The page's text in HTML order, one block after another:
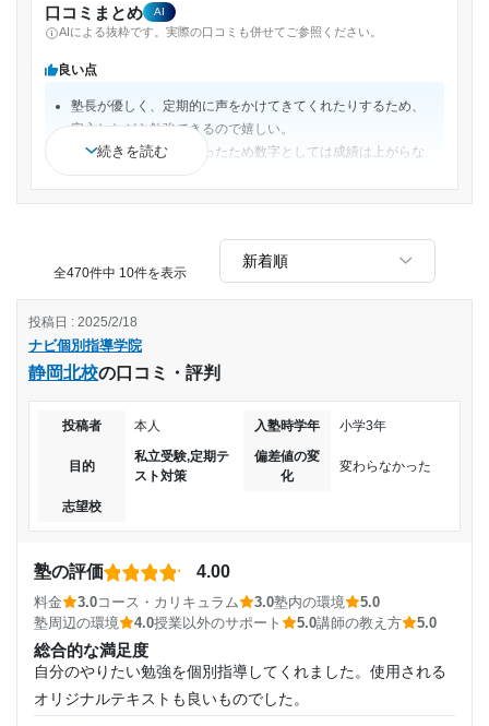
口コミまとめ AI
AIによる抜粋です。実際の口コミも併せてご参照ください。
良い点
塾長が優しく、定期的に声をかけてきてくれたりするため、
安心しながら勉強できるので嬉しい。
もともとの成績が高かったため数字としては成績は上がらな
など、やっていることが親には伝わらない。
個別指導なのでよいのですが、成績がなかなかあがらない。
宿題は少なめでよいが、宿題をやっていったところが、本当
に理解しているのかを、もう少し確認してほしい
続きを読む
全470件中 10件を表示
ナビ個別指導学院
静岡北校の口コミ・評判
投稿日 : 2025/2/18
投稿者 本人 入塾時学年 小学3年
目的
私立受験,定期テ
スト対策
偏差値の変
化
変わらなかった
志望校
塾の評価 4.00
料金 3.0コース・カリキュラム 3.0塾内の環境
5.0
塾周辺の環境
4.0授業以外のサポート 5.0講師の教え方 5.0
総合的な満足度
自分のやりたい勉強を個別指導してくれました。使用される
オリジナルテキストも良いものでした。